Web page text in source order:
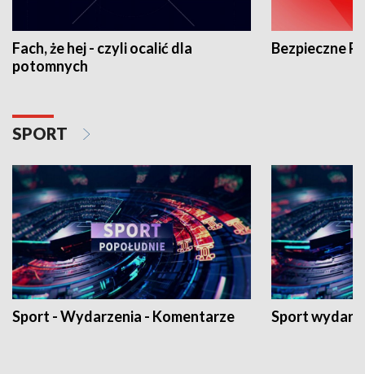
Fach, że hej - czyli ocalić dla
potomnych
Bezpieczne
SPORT
Sport - Wydarzenia - Komentarze Sport